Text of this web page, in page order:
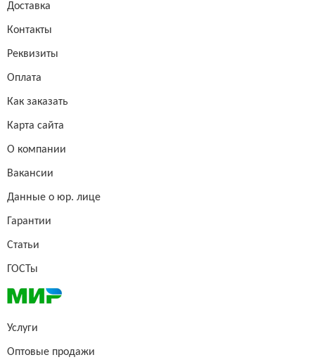
Доставка
Контакты
Реквизиты
Оплата
Как заказать
Карта сайта
О компании
Вакансии
Данные о юр. лице
Гарантии
Статьи
ГОСТы
Услуги
Оптовые продажи